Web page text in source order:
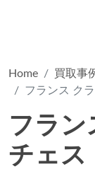
Home
買取事
フランス ク
フラン
チェス